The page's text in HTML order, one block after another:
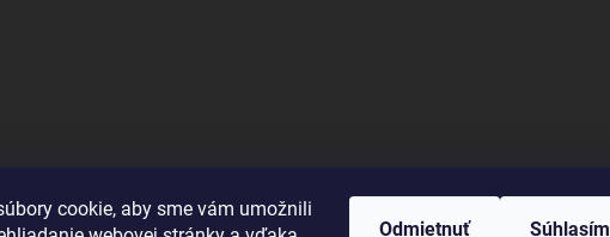
cookie, aby sme vám umožnili
Odmietnuť Súhlasím